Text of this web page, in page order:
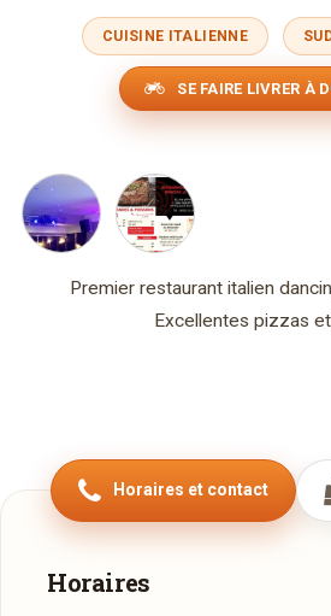
CUISINE ITALIENNE
SE FAIRE LIVRER À
Premier restaurant italien
Excellentes pizzas
Horaires et contact
Horaires